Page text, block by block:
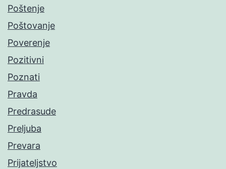
Poštenje
Poštovanje
Poverenje
Pozitivni
Poznati
Pravda
Predrasude
Preljuba
Prevara
Prijateljstvo